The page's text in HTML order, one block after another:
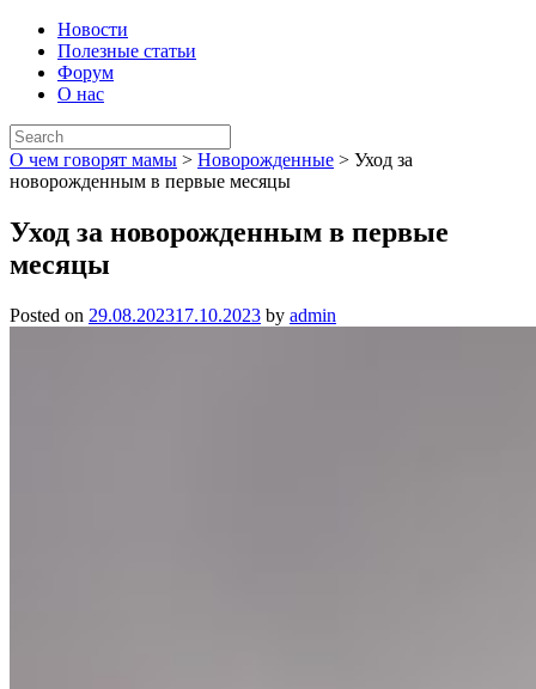
Новости
Полезные статьи
Форум
О нас
О чем говорят мамы > Новорожденные > Уход за
новорожденным в первые месяцы
Уход за новорожденным в первые
месяцы
Posted on 29.08.202317.10.2023 by admin